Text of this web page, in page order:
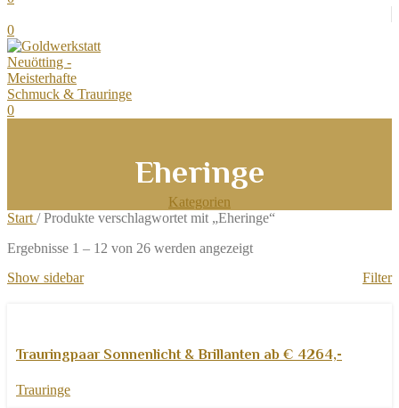
0
0
Eheringe
Kategorien
Start / Produkte verschlagwortet mit „Eheringe“
Ergebnisse 1 – 12 von 26 werden angezeigtNach
Show sidebar Filter
Schnellansicht
Trauringpaar Sonnenlicht & Brillanten ab € 4264,-
Trauringe